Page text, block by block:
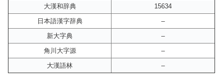
大漢和辞典
15634
日本語漢字辞典
–
新大字典
–
角川大字源
–
大漢語林
–